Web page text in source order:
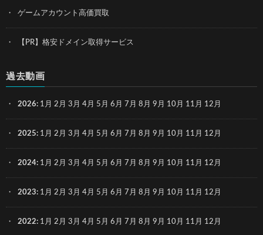
ゲームアカウント高価買取
【PR】格安ドメイン取得サービス
過去動画
2026: 1月 2月 3月 4月 5月 6月 7月 8月 9月 10月 11月 12月
2025: 1月 2月 3月 4月 5月 6月 7月 8月 9月 10月 11月 12月
2024: 1月 2月 3月 4月 5月 6月 7月 8月 9月 10月 11月 12月
2023: 1月 2月 3月 4月 5月 6月 7月 8月 9月 10月 11月 12月
2022: 1月 2月 3月 4月 5月 6月 7月 8月 9月 10月 11月 12月